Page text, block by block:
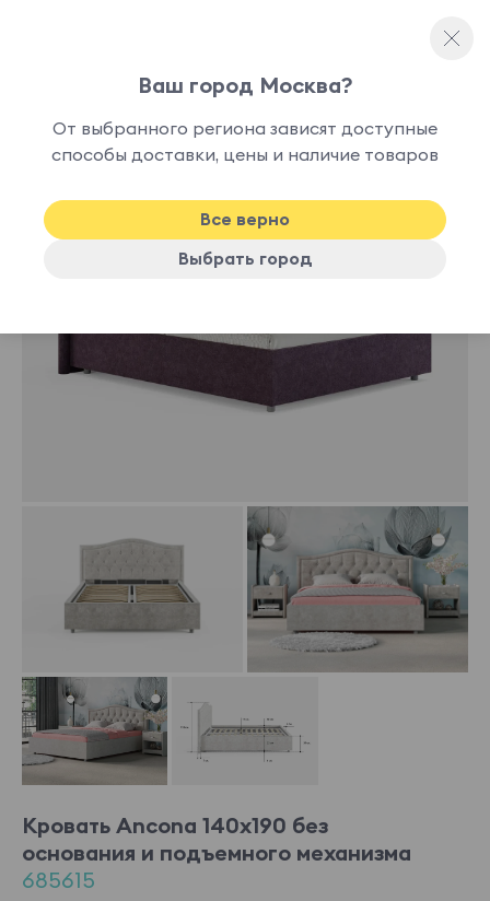
наличии
Кровать Ancona 140x190 без
основания и подъемного механизма
685615
Ваш город Москва?
От выбранного региона зависят доступные
способы доставки, цены и наличие товаров
Все верно
Выбрать город